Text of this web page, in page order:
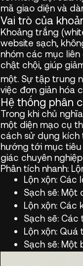
mã giao diện và
Vai trò của
Khoảng trắng
website sạch,
nhóm các mục
chật chội, giúp
một. Sự tập trung
việc đơn giản hóa
Hệ thống phân
Trong khi chủ
một diện mạo cụ
cách sử dụng
hướng tới mục
giác chuyên
Phân tích nhanh:
Lộn xộn:Các
Sạch sẽ:Một
Lộn xộn:Các
Sạch sẽ:Các
Lộn xộn:Quá
Sạch sẽ:Một